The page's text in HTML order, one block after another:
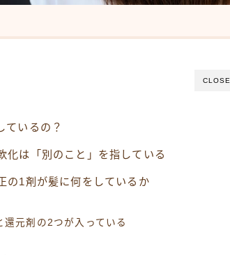
トリートメント
ヘッドスパ
サロンワーク実例
CLOSE
ているの？
化は「別のこと」を指している
の1剤が髪に何をしているか
元剤の2つが入っている